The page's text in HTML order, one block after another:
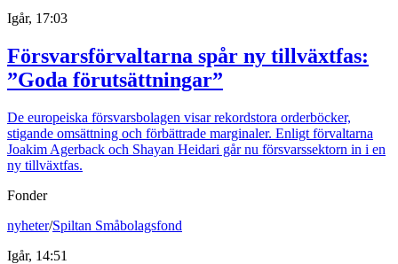
Igår, 17:03
Försvarsförvaltarna spår ny tillväxtfas:
”Goda förutsättningar”
De europeiska försvarsbolagen visar rekordstora orderböcker,
stigande omsättning och förbättrade marginaler. Enligt förvaltarna
Joakim Agerback och Shayan Heidari går nu försvarssektorn in i en
ny tillväxtfas.
Fonder
nyheter/Spiltan Småbolagsfond
Igår, 14:51